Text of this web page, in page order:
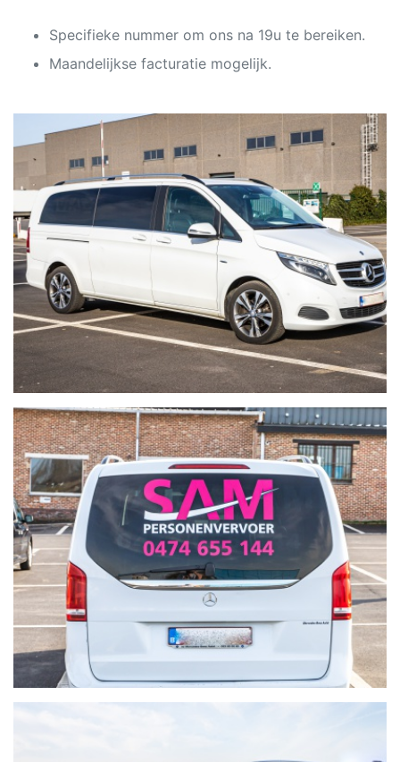
Specifieke nummer om ons na 19u te bereiken.
Maandelijkse facturatie mogelijk.